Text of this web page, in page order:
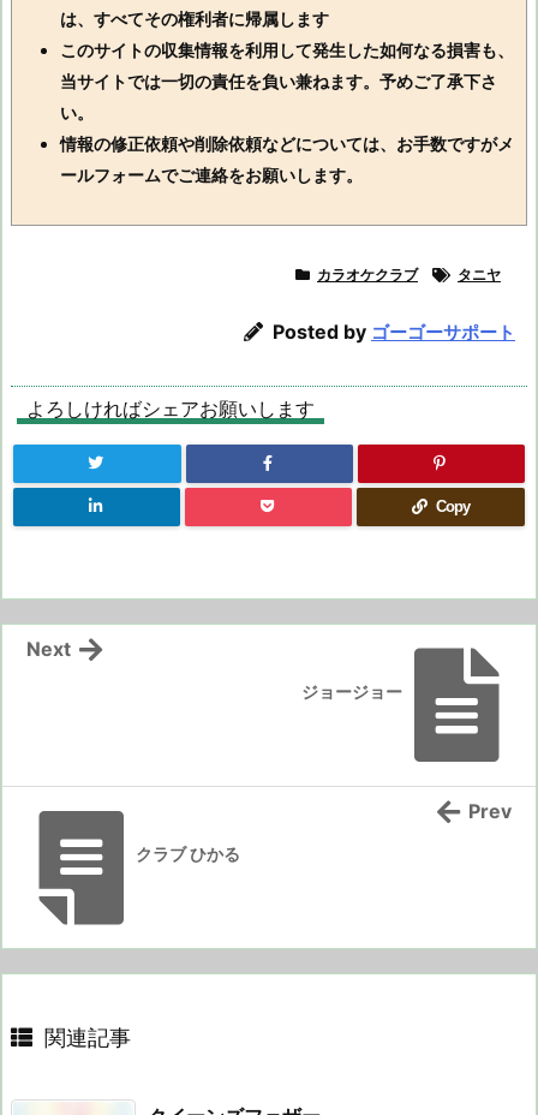
は、すべてその権利者に帰属します
このサイトの収集情報を利用して発生した如何なる損害も、
当サイトでは一切の責任を負い兼ねます。予めご了承下さ
い。
情報の修正依頼や削除依頼などについては、お手数ですがメ
ールフォームでご連絡をお願いします。
カラオケクラブ タニヤ
Posted by ゴーゴーサポート
よろしければシェアお願いします
Copy
ジョージョー
Next
クラブ ひかる
Prev
関連記事